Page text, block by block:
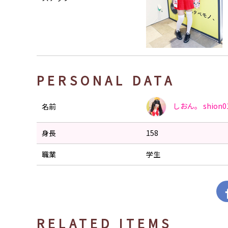
PERSONAL DATA
名前 しおん。
身長 158
職業 学生
RELATED ITEMS